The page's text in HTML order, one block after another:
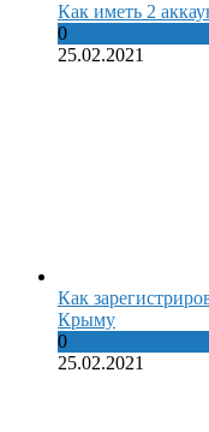
Как иметь 2
0
25.02.2021
Как
Крыму
0
25.02.2021